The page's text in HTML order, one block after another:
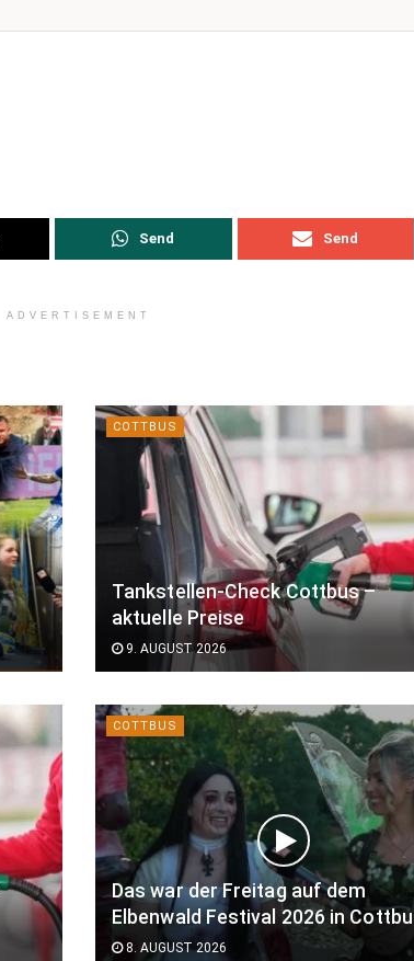
Send Send
ADVERTISEMENT
COTTBUS
Tankstellen-Check Cottbus –
aktuelle Preise
9. AUGUST 2026
COTTBUS
Das war der Freitag auf dem
Elbenwald Festival 2026 in
8. AUGUST 2026